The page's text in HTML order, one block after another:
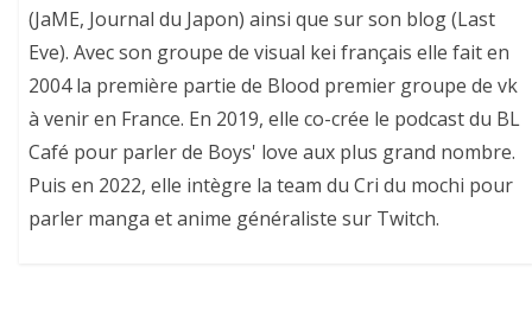
(JaME, Journal du Japon) ainsi que sur son blog (Last
Eve). Avec son groupe de visual kei français elle fait en
2004 la première partie de Blood premier groupe de vk
à venir en France. En 2019, elle co-crée le podcast du BL
Café pour parler de Boys' love aux plus grand nombre.
Puis en 2022, elle intègre la team du Cri du mochi pour
parler manga et anime généraliste sur Twitch.